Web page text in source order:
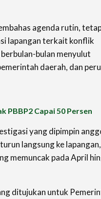
agenda rutin,
lapangan terkait konflik
bulan menyulut
daerah, dan
PBBP2 Capai 50 Persen
yang dipimpin
langsung ke lapangan,
memuncak pada April
ditujukan untuk